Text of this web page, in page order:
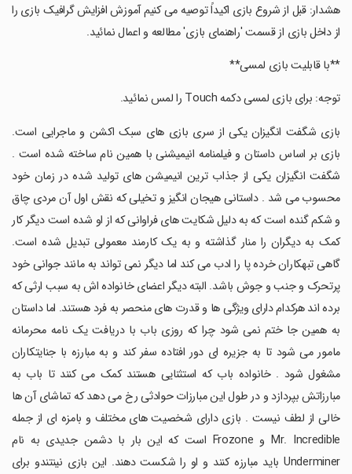
‏هشدار: قبل از شروع بازی اکیداً توصیه می کنیم آموزش افزایش گرافیک بازی را
از داخل بازی از قسمت 'راهنمای بازی' مطالعه و اعمال نمائید.
‏**با قابلیت بازی لمسی**
‏توجه: برای بازی لمسی دکمه Touch را لمس نمائید.
‏بازی شگفت انگیزان یکی از سری بازی های سبک اکشن و ماجرایی است.
بازی بر اساس داستان و فیلمنامه انیمیشنی با همین نام ساخته شده است .
شگفت انگیزان یکی از جذاب ترین انیمیشن های تولید شده در زمان خود
محسوب می شد . داستانی هیجان انگیز و تخیلی که نقش اول آن مردی چاق
و شکم گنده است که به دلیل شکایت های فراوانی که از او شده است دیگر کار
کمک به دیگران را منار گذاشته و به یک کارمند معمولی تبدیل شده است.
گاهی تبهکاران خرده پا را ادب می کند اما دیگر نمی تواند به مانند جوانی خود
پرتحرک و جنب و جوش باشد. البته دیگر اعضای خانواده اش به سبب ارثی که
برده اند هرکدام دارای ویژگی ها و قدرت های منحصر به فرد هستند. اما داستان
به همین جا ختم نمی شود چرا که روزی باب با دریافت یک نامه محرمانه
مامور می شود تا به جزیره ای دور افتاده سفر کند و به مبارزه با جنایتکاران
مشغول شود . خانواده باب که استثنایی هستند کمک می کنند تا باب به
مبارزاتش بپردازد و در طول این مبارزات حوادثی رخ می دهد که تماشای آن ها
خالی از لطف نیست . بازی دارای شخصیت های مختلف و بامزه ای از جمله
Mr. Incredible و Frozone است که این بار با دشمن جدیدی به نام
Underminer باید مبارزه کنند و او را شکست دهند. این بازی نینتندو برای